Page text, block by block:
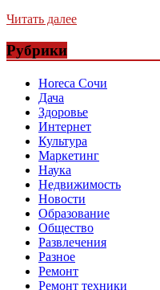
Читать далее
Рубрики
Horeca Сочи
Дача
Здоровье
Интернет
Культура
Маркетинг
Наука
Недвижимость
Новости
Образование
Общество
Развлечения
Разное
Ремонт
Ремонт техники